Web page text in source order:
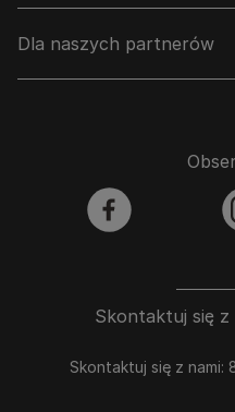
Dla naszych partnerów
Skontaktuj się
Skontaktuj się z nami:
facebook